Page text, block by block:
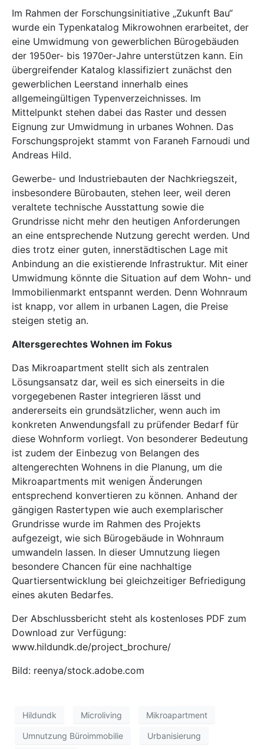
Im Rahmen der Forschungsinitiative „Zukunft Bau“
wurde ein Typenkatalog Mikrowohnen erarbeitet, der
eine Umwidmung von gewerblichen Bürogebäuden
der 1950er- bis 1970er-Jahre unterstützen kann. Ein
übergreifender Katalog klassifiziert zunächst den
gewerblichen Leerstand innerhalb eines
allgemeingültigen Typenverzeichnisses. Im
Mittelpunkt stehen dabei das Raster und dessen
Eignung zur Umwidmung in urbanes Wohnen. Das
Forschungsprojekt stammt von Faraneh Farnoudi und
Andreas Hild.
Gewerbe- und Industriebauten der Nachkriegszeit,
insbesondere Bürobauten, stehen leer, weil deren
veraltete technische Ausstattung sowie die
Grundrisse nicht mehr den heutigen Anforderungen
an eine entsprechende Nutzung gerecht werden. Und
dies trotz einer guten, innerstädtischen Lage mit
Anbindung an die existierende Infrastruktur. Mit einer
Umwidmung könnte die Situation auf dem Wohn- und
Immobilienmarkt entspannt werden. Denn Wohnraum
ist knapp, vor allem in urbanen Lagen, die Preise
steigen stetig an.
Altersgerechtes Wohnen im Fokus
Das Mikroapartment stellt sich als zentralen
Lösungsansatz dar, weil es sich einerseits in die
vorgegebenen Raster integrieren lässt und
andererseits ein grundsätzlicher, wenn auch im
konkreten Anwendungsfall zu prüfender Bedarf für
diese Wohnform vorliegt. Von besonderer Bedeutung
ist zudem der Einbezug von Belangen des
altengerechten Wohnens in die Planung, um die
Mikroapartments mit wenigen Änderungen
entsprechend konvertieren zu können. Anhand der
gängigen Rastertypen wie auch exemplarischer
Grundrisse wurde im Rahmen des Projekts
aufgezeigt, wie sich Bürogebäude in Wohnraum
umwandeln lassen. In dieser Umnutzung liegen
besondere Chancen für eine nachhaltige
Quartiersentwicklung bei gleichzeitiger Befriedigung
eines akuten Bedarfes.
Der Abschlussbericht steht als kostenloses PDF zum
Download zur Verfügung:
www.hildundk.de/project_brochure/
Bild: reenya/stock.adobe.com
Hildundk Microliving Mikroapartment
Umnutzung Büroimmobilie Urbanisierung